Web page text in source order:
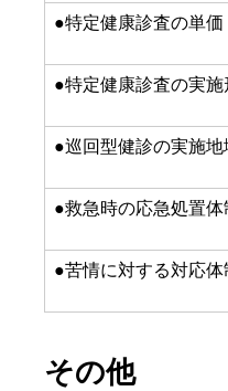
●特定健康診査の単価
●特定健康診査の実施
●巡回型健診の実施地
●救急時の応急処置体
●苦情に対する対応体
その他